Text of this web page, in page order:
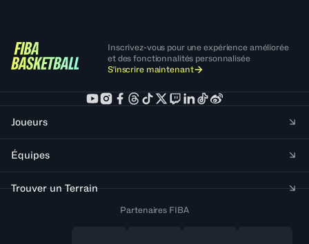
Inscrivez-vous pour une expérience améliorée
et des fonctionnalités personnalisée
S'inscrire maintenant
Joueurs
Équipes
Trouver un Terrain
Partenaires FIBA